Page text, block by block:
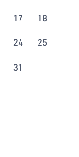
17 18
24 25
31